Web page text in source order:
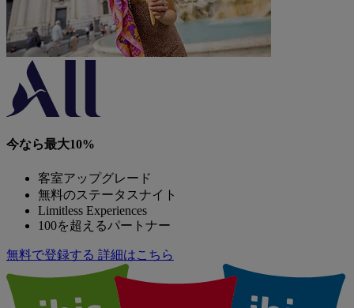
今なら最大10%
客室アップグレード
無料のステータスナイト
Limitless Experiences
100を超えるパートナー
無料で登録する 詳細はこちら